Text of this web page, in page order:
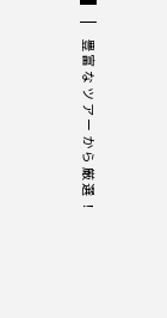
豊富なツアーから厳選！